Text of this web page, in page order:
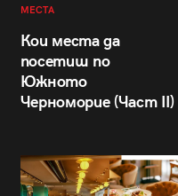
МЕСТА
Кои места да
посетиш по
Южното
Черноморие (Част II)